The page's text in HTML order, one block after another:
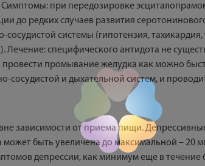
при передозировке
до редких случаев развития
системы (гипотензия,
Лечение: специфического антидота не
промывание желудка как можно
сосудистой и дыхательной систем, и
зависимости от приема пищи.
быть увеличена до максимальной – 20
депрессии, как минимум еще в